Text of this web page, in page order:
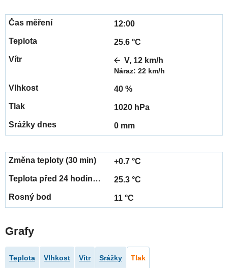
12:00
25.6 °C
V, 12 km/h
Náraz: 22 km/h
40 %
1020 hPa
0 mm
+0.7 °C
25.3 °C
11 °C
Grafy
Teplota Vlhkost Vítr Srážky Tlak